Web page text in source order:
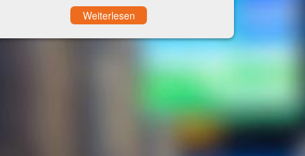
Weiterlesen